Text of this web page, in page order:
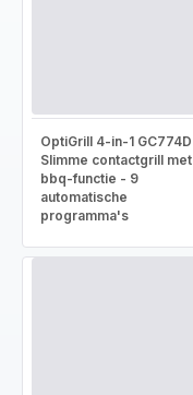
OptiGrill 4-in-1 GC774D
Slimme contactgrill met
bbq-functie - 9
automatische
programma's